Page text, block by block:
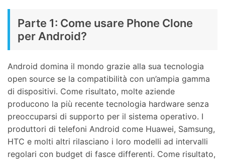
Parte 1: Come usare Phone Clone
per Android?
Android domina il mondo grazie alla sua tecnologia
open source se la compatibilità con un’ampia gamma
di dispositivi. Come risultato, molte aziende
producono la più recente tecnologia hardware senza
preoccuparsi di supporto per il sistema operativo. I
produttori di telefoni Android come Huawei, Samsung,
HTC e molti altri rilasciano i loro modelli ad intervalli
regolari con budget di fasce differenti. Come risultato,